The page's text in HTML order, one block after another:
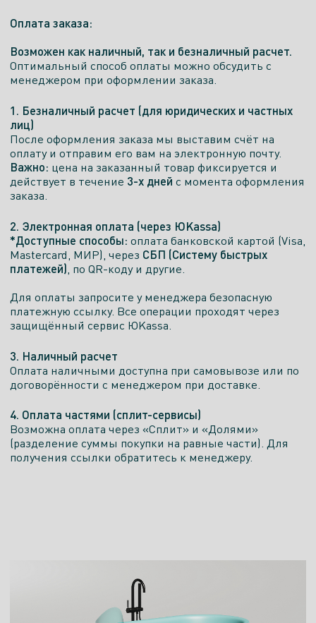
Оплата заказа:
Возможен как наличный, так и безналичный расчет.
Оптимальный способ оплаты можно обсудить с
менеджером при оформлении заказа.
1. Безналичный расчет (для юридических и частных
лиц)
После оформления заказа мы выставим счёт на
оплату и отправим его вам на электронную почту.
Важно: цена на заказанный товар фиксируется и
действует в течение 3-х дней с момента оформления
заказа.
2. Электронная оплата (через ЮKassa)
*Доступные способы: оплата банковской картой (Visa,
Mastercard, МИР), через СБП (Систему быстрых
платежей) , по QR-коду и другие.
Для оплаты запросите у менеджера безопасную
платежную ссылку. Все операции проходят через
защищённый сервис ЮKassa.
3. Наличный расчет
Оплата наличными доступна при самовывозе или по
договорённости с менеджером при доставке.
4. Оплата частями (сплит-сервисы)
Возможна оплата через «Сплит» и «Долями»
(разделение суммы покупки на равные части). Для
получения ссылки обратитесь к менеджеру.